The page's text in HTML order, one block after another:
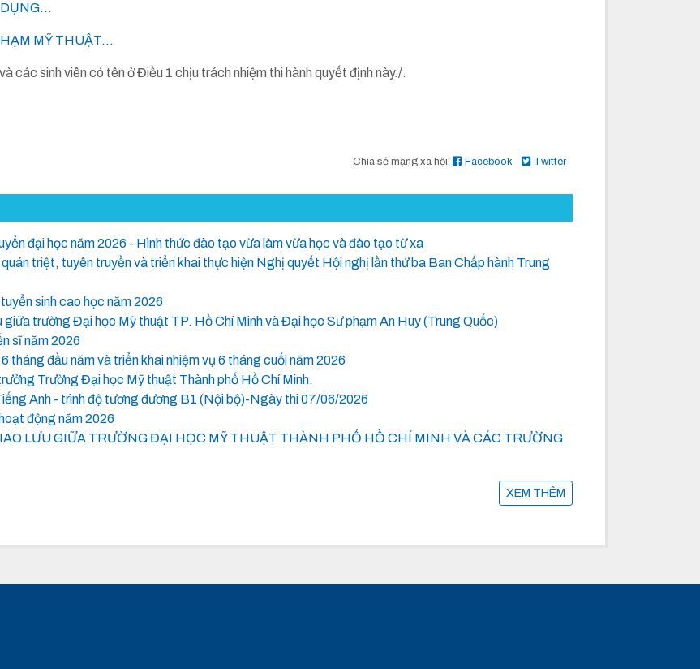
MỸ THUẬT...
các sinh viên có tên ở Điều 1 chịu trách nhiệm thi hành quyết định này./.
Chia sẻ mạng xã hội: Facebook Twitter
đại học năm 2026 - Hình thức đào tạo vừa làm vừa học và đào tạo từ xa
triệt, tuyên truyền và triển khai thực hiện Nghị quyết Hội nghị lần thứ ba Ban Chấp hành Trung
sinh cao học năm 2026
giữa trường Đại học Mỹ thuật TP. Hồ Chí Minh và Đại học Sư phạm An Huy (Trung Quốc)
sĩ năm 2026
đầu năm và triển khai nhiệm vụ 6 tháng cuối năm 2026
Trường Đại học Mỹ thuật Thành phố Hồ Chí Minh.
Anh - trình độ tương đương B1 (Nội bộ)-Ngày thi 07/06/2026
động năm 2026
LƯU GIỮA TRƯỜNG ĐẠI HỌC MỸ THUẬT THÀNH PHỐ HỒ CHÍ MINH VÀ CÁC TRƯỜNG
XEM THÊM